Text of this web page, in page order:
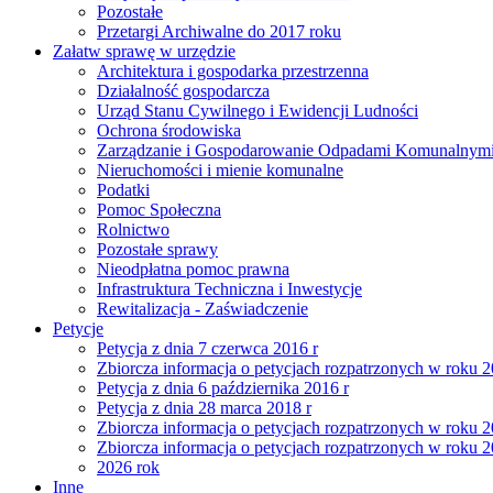
Pozostałe
Przetargi Archiwalne do 2017 roku
Załatw sprawę w urzędzie
Architektura i gospodarka przestrzenna
Działalność gospodarcza
Urząd Stanu Cywilnego i Ewidencji Ludności
Ochrona środowiska
Zarządzanie i Gospodarowanie Odpadami Komunalnymi
Nieruchomości i mienie komunalne
Podatki
Pomoc Społeczna
Rolnictwo
Pozostałe sprawy
Nieodpłatna pomoc prawna
Infrastruktura Techniczna i Inwestycje
Rewitalizacja - Zaświadczenie
Petycje
Petycja z dnia 7 czerwca 2016 r
Zbiorcza informacja o petycjach rozpatrzonych w roku
Petycja z dnia 6 października 2016 r
Petycja z dnia 28 marca 2018 r
Zbiorcza informacja o petycjach rozpatrzonych w roku
Zbiorcza informacja o petycjach rozpatrzonych w roku
2026 rok
Inne